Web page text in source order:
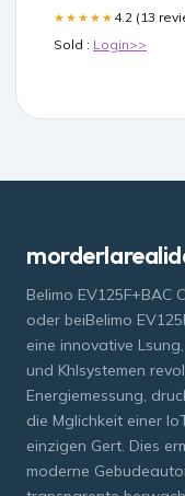
★★★★★ 4.2 (13
Sold : Login>>
Belimo EV125F+BAC
oder beiBelimo
eine innovative
und Khlsystemen
Energiemessung,
die Mglichkeit einer
einzigen Gert. Dies
moderne